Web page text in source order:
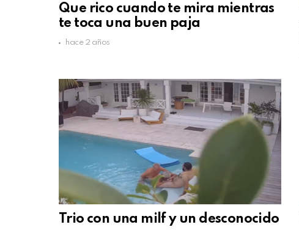
Que rico cuando te mira mientras
te toca una buen paja
hace 2 años
Trio con una milf y un desconocido